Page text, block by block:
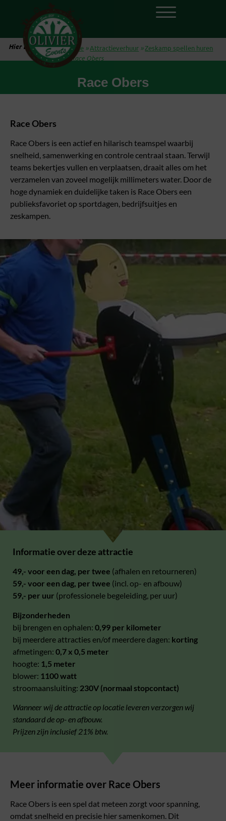
Hier ben je: Home »Attractieverhuur »Zeskamp spellen huren
»Race Obers
Race Obers
Race Obers
Race Obers is een actief en hilarisch teamspel waarbij
snelheid, samenwerking en controle centraal staan. Terwijl
teams bekertjes vullen en verplaatsen, draait alles om het
verzamelen van zoveel mogelijk millimeters water. Door de
hoge dynamiek en duidelijke taken is Race Obers een
publieksfavoriet op sportdagen, bedrijfsuitjes en
zeskampen.
Informatie over deze attractie
49,- voor een dag, per twee (afhalen en retourneren)
59,- voor een dag, per twee (incl. op- en afbouw)
59,- per uur (professionele begeleiding, per uur)
Bijzonderheden
bij brengen en ophalen: 0,99 per kilometer
bij meerdere attracties en/of meerdere dagen: korting
afmetingen: 0,7 x 0,5 meter
hoogte: 1,5 meter
blower: 1100 watt
stroomaansluiting: 230V (normaal stopcontact)
Wanneer wij de attractie op locatie leveren verzorgen wij
standaard de op- en afbouw.
Prijzen zijn inclusief 21% btw.
Meer informatie over Race Obers
Race Obers is een spel dat meteen zorgt voor spanning,
omdat snelheid en precisie hier samenkomen. Dit